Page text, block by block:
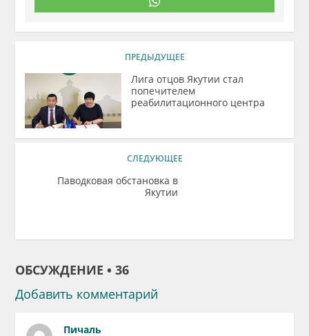
ПРЕДЫДУЩЕЕ
Лига отцов Якутии стал
попечителем
реабилитационного центра
СЛЕДУЮЩЕЕ
Паводковая обстановка в
Якутии
ОБСУЖДЕНИЕ • 36
Добавить комментарий
Пичаль